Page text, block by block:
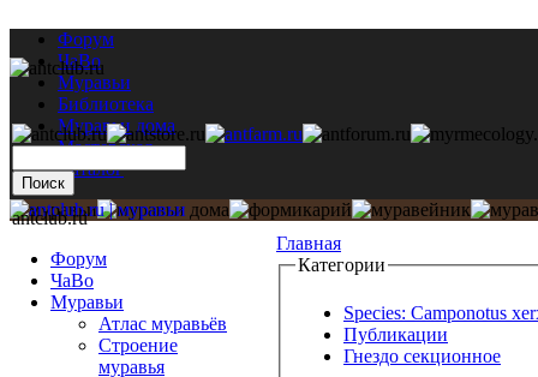
Форум
ЧаВо
Муравьи
Библиотека
Муравьи дома
Мастерская
Каталог
Главная
Категории
Species: Camponotus
Публикации
Гнездо секционное
antclub.ru
Форум
ЧаВо
Муравьи
Атлас муравьёв
Строение
муравья